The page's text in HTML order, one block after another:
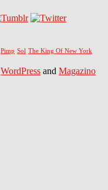
Pimp Sol The King Of New York
WordPress and Magazino